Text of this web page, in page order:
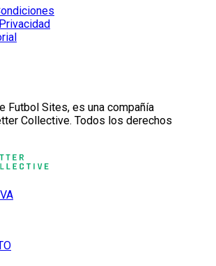
Futbol Sites, es una compañía
Collective. Todos los derechos